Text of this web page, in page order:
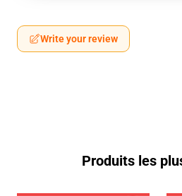
Write your review
Produits les